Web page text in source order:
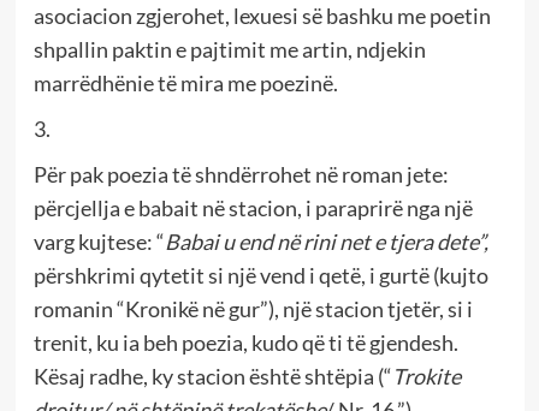
asociacion zgjerohet, lexuesi së bashku me poetin
shpallin paktin e pajtimit me artin, ndjekin
marrëdhënie të mira me poezinë.
3.
Për pak poezia të shndërrohet në roman jete:
përcjellja e babait në stacion, i paraprirë nga një
varg kujtese: “Babai u end në rini net e tjera dete”,
përshkrimi qytetit si një vend i qetë, i gurtë (kujto
romanin “Kronikë në gur”), një stacion tjetër, si i
trenit, ku ia beh poezia, kudo që ti të gjendesh.
Kësaj radhe, ky stacion është shtëpia (“Trokite